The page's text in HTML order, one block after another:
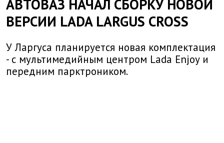
АВТОВАЗ НАЧАЛ СБОРКУ НОВОЙ
ВЕРСИИ LADA LARGUS CROSS
У Ларгуса планируется новая комплектация
- с мультимедийным центром Lada Enjoy и
передним парктроником.